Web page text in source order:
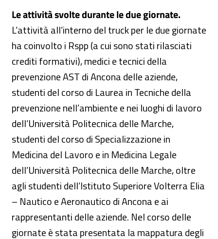
Le attività svolte durante le due giornate.
L’attività all’interno del truck per le due giornate
ha coinvolto i Rspp (a cui sono stati rilasciati
crediti formativi), medici e tecnici della
prevenzione AST di Ancona delle aziende,
studenti del corso di Laurea in Tecniche della
prevenzione nell’ambiente e nei luoghi di lavoro
dell’Università Politecnica delle Marche,
studenti del corso di Specializzazione in
Medicina del Lavoro e in Medicina Legale
dell’Università Politecnica delle Marche, oltre
agli studenti dell’Istituto Superiore Volterra Elia
– Nautico e Aeronautico di Ancona e ai
rappresentanti delle aziende. Nel corso delle
giornate è stata presentata la mappatura degli